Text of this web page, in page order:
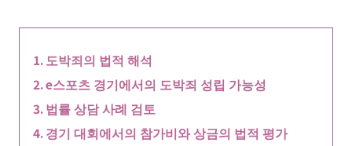
도박죄의 법적 해석
e스포츠 경기에서의 도박죄 성립 가능성
법률 상담 사례 검토
경기 대회에서의 참가비와 상금의 법적 평가